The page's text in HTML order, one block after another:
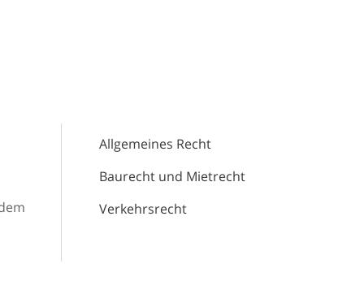
Allgemeines Recht
Baurecht und Mietrecht
Verkehrsrecht